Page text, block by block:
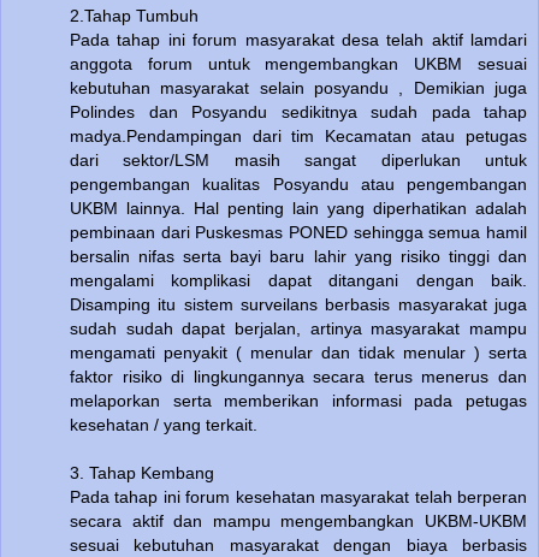
2.Tahap Tumbuh
Pada tahap ini forum masyarakat desa telah aktif lamdari
anggota forum untuk mengembangkan UKBM sesuai
kebutuhan masyarakat selain posyandu , Demikian juga
Polindes dan Posyandu sedikitnya sudah pada tahap
madya.Pendampingan dari tim Kecamatan atau petugas
dari sektor/LSM masih sangat diperlukan untuk
pengembangan kualitas Posyandu atau pengembangan
UKBM lainnya. Hal penting lain yang diperhatikan adalah
pembinaan dari Puskesmas PONED sehingga semua hamil
bersalin nifas serta bayi baru lahir yang risiko tinggi dan
mengalami komplikasi dapat ditangani dengan baik.
Disamping itu sistem surveilans berbasis masyarakat juga
sudah sudah dapat berjalan, artinya masyarakat mampu
mengamati penyakit ( menular dan tidak menular ) serta
faktor risiko di lingkungannya secara terus menerus dan
melaporkan serta memberikan informasi pada petugas
kesehatan / yang terkait.
3. Tahap Kembang
Pada tahap ini forum kesehatan masyarakat telah berperan
secara aktif dan mampu mengembangkan UKBM-UKBM
sesuai kebutuhan masyarakat dengan biaya berbasis